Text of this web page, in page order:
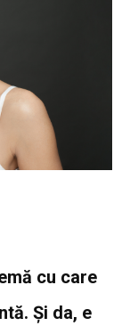
cu care
Și da, e